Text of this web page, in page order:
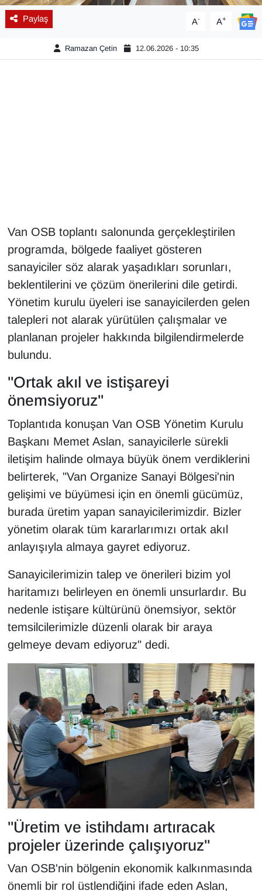
Paylaş A- A+
Ramazan Çetin 12.06.2026 - 10:35
Van OSB toplantı salonunda gerçekleştirilen
programda, bölgede faaliyet gösteren
sanayiciler söz alarak yaşadıkları sorunları,
beklentilerini ve çözüm önerilerini dile getirdi.
Yönetim kurulu üyeleri ise sanayicilerden gelen
talepleri not alarak yürütülen çalışmalar ve
planlanan projeler hakkında bilgilendirmelerde
bulundu.
"Ortak akıl ve istişareyi
önemsiyoruz"
Toplantıda konuşan Van OSB Yönetim Kurulu
Başkanı Memet Aslan, sanayicilerle sürekli
iletişim halinde olmaya büyük önem verdiklerini
belirterek, "Van Organize Sanayi Bölgesi'nin
gelişimi ve büyümesi için en önemli gücümüz,
burada üretim yapan sanayicilerimizdir. Bizler
yönetim olarak tüm kararlarımızı ortak akıl
anlayışıyla almaya gayret ediyoruz.
Sanayicilerimizin talep ve önerileri bizim yol
haritamızı belirleyen en önemli unsurlardır. Bu
nedenle istişare kültürünü önemsiyor, sektör
temsilcilerimizle düzenli olarak bir araya
gelmeye devam ediyoruz" dedi.
"Üretim ve istihdamı artıracak
projeler üzerinde çalışıyoruz"
Van OSB'nin bölgenin ekonomik kalkınmasında
önemli bir rol üstlendiğini ifade eden Aslan,
Emlak
En çok konuşulanlar
Kadın
Kamu Alımları
Kim Kimdir?
Kültür & Sanat
MAGAZİN
MEDYA
ONE EKONOMİ
POLİTİKA
Resmi İlanlar
RÖPORTAJ
SAĞLIK
Seri İlan
Sinema - TV
SİYASET
SPOR
TEBRİK
TEKNOLOJİ
Turizm
VAN'DA SPOR
Vasıta